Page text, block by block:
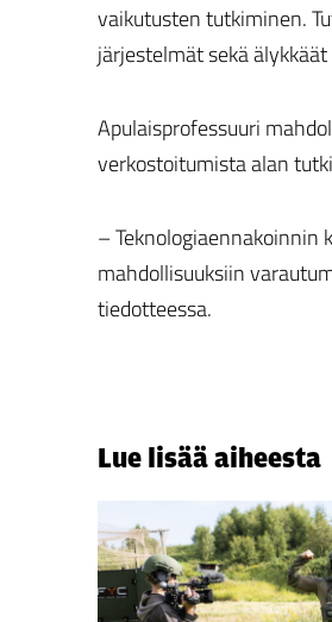
vaikutusten tutkiminen.
järjestelmät sekä
Apulaisprofessuuri
verkostoitumista alan
–
mahdollisuuksiin
tiedotteessa.
Lue lisää aiheesta